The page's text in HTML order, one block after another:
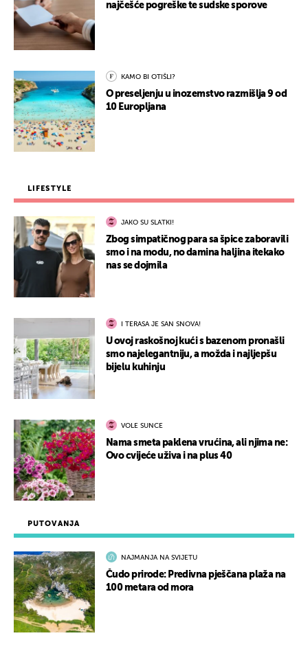
PUTOVANJA
NAJMANJA NA SVIJETU
Čudo prirode: Predivna pješčana plaža na
100 metara od mora
najčešće pogreške te sudske sporove
KAMO BI OTIŠLI?
O preseljenju u inozemstvo razmišlja 9 od
10 Europljana
LIFESTYLE
JAKO SU SLATKI!
Zbog simpatičnog para sa špice zaboravili
smo i na modu, no damina haljina itekako
nas se dojmila
I TERASA JE SAN SNOVA!
U ovoj raskošnoj kući s bazenom pronašli
smo najelegantniju, a možda i najljepšu
bijelu kuhinju
VOLE SUNCE
Nama smeta paklena vrućina, ali njima ne:
Ovo cvijeće uživa i na plus 40